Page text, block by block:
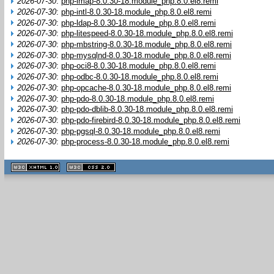
2026-07-30: php-intl-8.0.30-18.module_php.8.0.el8.remi
2026-07-30: php-ldap-8.0.30-18.module_php.8.0.el8.remi
2026-07-30: php-litespeed-8.0.30-18.module_php.8.0.el8.remi
2026-07-30: php-mbstring-8.0.30-18.module_php.8.0.el8.remi
2026-07-30: php-mysqlnd-8.0.30-18.module_php.8.0.el8.remi
2026-07-30: php-oci8-8.0.30-18.module_php.8.0.el8.remi
2026-07-30: php-odbc-8.0.30-18.module_php.8.0.el8.remi
2026-07-30: php-opcache-8.0.30-18.module_php.8.0.el8.remi
2026-07-30: php-pdo-8.0.30-18.module_php.8.0.el8.remi
2026-07-30: php-pdo-dblib-8.0.30-18.module_php.8.0.el8.remi
2026-07-30: php-pdo-firebird-8.0.30-18.module_php.8.0.el8.remi
2026-07-30: php-pgsql-8.0.30-18.module_php.8.0.el8.remi
2026-07-30: php-process-8.0.30-18.module_php.8.0.el8.remi
XHTML
1.1 valide
2.0 valide